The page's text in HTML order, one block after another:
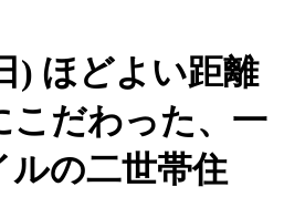
) ほどよい距離
こだわった、一
ルの二世帯住